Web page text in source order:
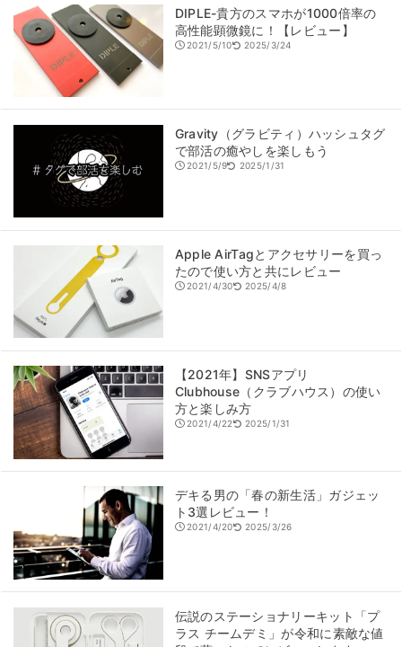
DIPLE-貴方のスマホが1000倍率の
高性能顕微鏡に！【レビュー】
2021/5/10 2025/3/24
Gravity（グラビティ）ハッシュタグ
で部活の癒やしを楽しもう
2021/5/9 2025/1/31
Apple AirTagとアクセサリーを買っ
たので使い方と共にレビュー
2021/4/30 2025/4/8
【2021年】SNSアプリ
Clubhouse（クラブハウス）の使い
方と楽しみ方
2021/4/22 2025/1/31
デキる男の「春の新生活」ガジェッ
ト3選レビュー！
2021/4/20 2025/3/26
伝説のステーショナリーキット「プ
ラス チームデミ」が令和に素敵な値